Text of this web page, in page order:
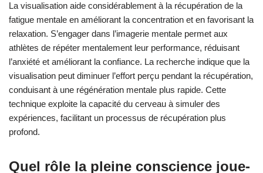
La visualisation aide considérablement à la récupération de la
fatigue mentale en améliorant la concentration et en favorisant la
relaxation. S’engager dans l’imagerie mentale permet aux
athlètes de répéter mentalement leur performance, réduisant
l’anxiété et améliorant la confiance. La recherche indique que la
visualisation peut diminuer l’effort perçu pendant la récupération,
conduisant à une régénération mentale plus rapide. Cette
technique exploite la capacité du cerveau à simuler des
expériences, facilitant un processus de récupération plus
profond.
Quel rôle la pleine conscience joue-